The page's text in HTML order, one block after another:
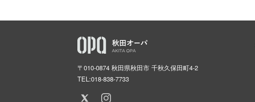
〒010-0874 秋田県秋田市 千秋久保田町4-2
TEL:018-838-7733